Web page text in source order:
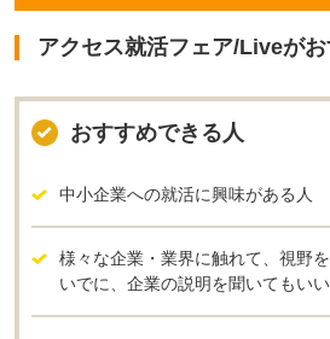
アクセス就活フェア/Liveが
おすすめできる人
中小企業への就活に興味がある人
様々な企業・業界に触れて、視野
いでに、企業の説明を聞いてもい